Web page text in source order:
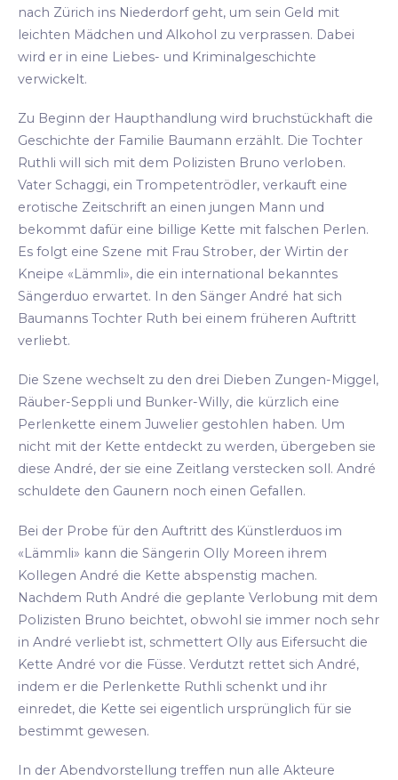
nach Zürich ins Niederdorf geht, um sein Geld mit
leichten Mädchen und Alkohol zu verprassen. Dabei
wird er in eine Liebes- und Kriminalgeschichte
verwickelt.
Zu Beginn der Haupthandlung wird bruchstückhaft die
Geschichte der Familie Baumann erzählt. Die Tochter
Ruthli will sich mit dem Polizisten Bruno verloben.
Vater Schaggi, ein Trompetentrödler, verkauft eine
erotische Zeitschrift an einen jungen Mann und
bekommt dafür eine billige Kette mit falschen Perlen.
Es folgt eine Szene mit Frau Strober, der Wirtin der
Kneipe «Lämmli», die ein international bekanntes
Sängerduo erwartet. In den Sänger André hat sich
Baumanns Tochter Ruth bei einem früheren Auftritt
verliebt.
Die Szene wechselt zu den drei Dieben Zungen-Miggel,
Räuber-Seppli und Bunker-Willy, die kürzlich eine
Perlenkette einem Juwelier gestohlen haben. Um
nicht mit der Kette entdeckt zu werden, übergeben sie
diese André, der sie eine Zeitlang verstecken soll. André
schuldete den Gaunern noch einen Gefallen.
Bei der Probe für den Auftritt des Künstlerduos im
«Lämmli» kann die Sängerin Olly Moreen ihrem
Kollegen André die Kette abspenstig machen.
Nachdem Ruth André die geplante Verlobung mit dem
Polizisten Bruno beichtet, obwohl sie immer noch sehr
in André verliebt ist, schmettert Olly aus Eifersucht die
Kette André vor die Füsse. Verdutzt rettet sich André,
indem er die Perlenkette Ruthli schenkt und ihr
einredet, die Kette sei eigentlich ursprünglich für sie
bestimmt gewesen.
In der Abendvorstellung treffen nun alle Akteure